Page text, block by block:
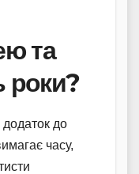
та
роки?
додаток до
часу,